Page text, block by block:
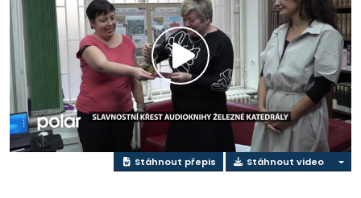
Přehrát
video
Stáhnout přepis Stáhnout video